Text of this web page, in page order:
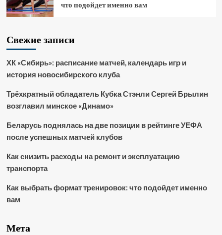
что подойдет именно вам
Свежие записи
ХК «Сибирь»: расписание матчей, календарь игр и
история новосибирского клуба
Трёхкратный обладатель Кубка Стэнли Сергей Брылин
возглавил минское «Динамо»
Беларусь поднялась на две позиции в рейтинге УЕФА
после успешных матчей клубов
Как снизить расходы на ремонт и эксплуатацию
транспорта
Как выбрать формат тренировок: что подойдет именно
вам
Мета